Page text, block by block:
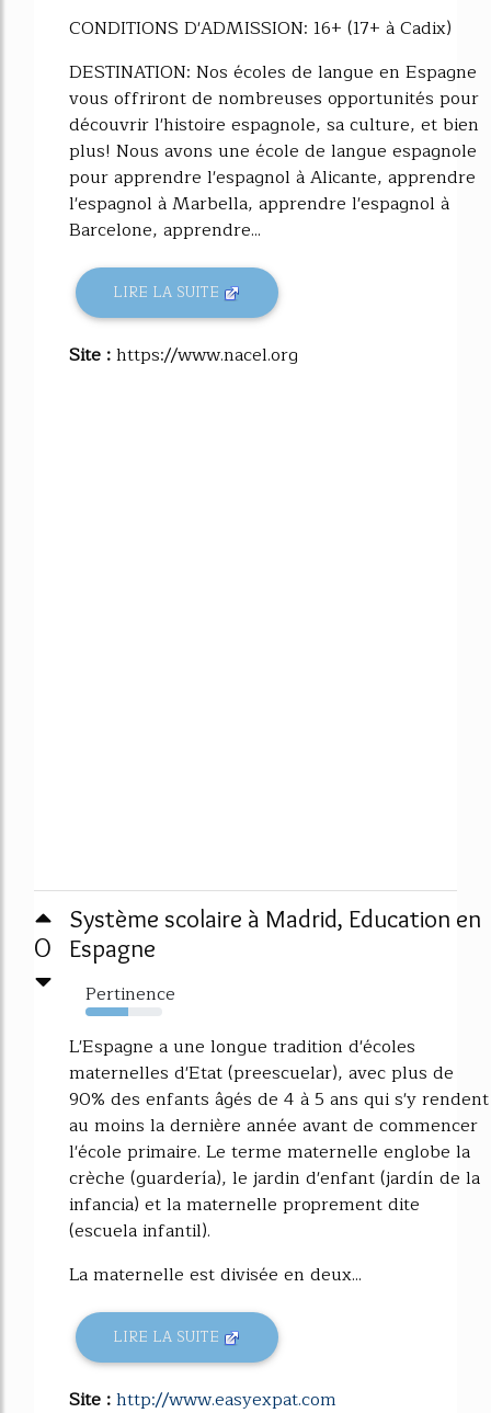
CONDITIONS D'ADMISSION: 16+ (17+ à Cadix)
DESTINATION: Nos écoles de langue en Espagne
vous offriront de nombreuses opportunités pour
découvrir l'histoire espagnole, sa culture, et bien
plus! Nous avons une école de langue espagnole
pour apprendre l'espagnol à Alicante, apprendre
l'espagnol à Marbella, apprendre l'espagnol à
Barcelone, apprendre...
LIRE LA SUITE
Site :https://www.nacel.org
0
Système scolaire à Madrid, Education en
Espagne
Pertinence
55%
L'Espagne a une longue tradition d'écoles
maternelles d'Etat (preescuelar), avec plus de
90% des enfants âgés de 4 à 5 ans qui s'y rendent
au moins la dernière année avant de commencer
l'école primaire. Le terme maternelle englobe la
crèche (guardería), le jardin d'enfant (jardín de la
infancia) et la maternelle proprement dite
(escuela infantil).
La maternelle est divisée en deux...
LIRE LA SUITE
Site :http://www.easyexpat.com